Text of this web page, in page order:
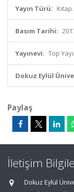
Yayın Türü: Kitap
Basım Tarihi:
Yayınevi: Top
Dokuz Eylül
Paylaş
İletişim
Dokuz Eylül